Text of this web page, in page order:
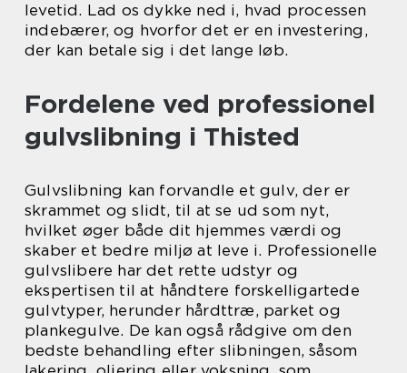
levetid. Lad os dykke ned i, hvad processen
indebærer, og hvorfor det er en investering,
der kan betale sig i det lange løb.
Fordelene ved professionel
gulvslibning i Thisted
Gulvslibning kan forvandle et gulv, der er
skrammet og slidt, til at se ud som nyt,
hvilket øger både dit hjemmes værdi og
skaber et bedre miljø at leve i. Professionelle
gulvslibere har det rette udstyr og
ekspertisen til at håndtere forskelligartede
gulvtyper, herunder hårdttræ, parket og
plankegulve. De kan også rådgive om den
bedste behandling efter slibningen, såsom